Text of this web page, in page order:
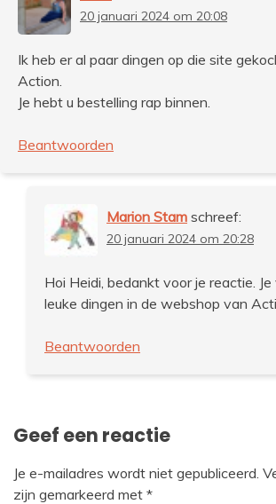
20 januari 2024 om 20:08
Ik heb er al paar dingen op die site
Action.
Je hebt u bestelling rap binnen.
Beantwoorden
Marion Stam schreef:
20 januari 2024 om 20:28
Hoi Heidi, bedankt voor je reactie.
leuke dingen in de webshop van
Beantwoorden
Geef een reactie
Je e-mailadres wordt niet gepubliceerd.
zijn gemarkeerd met *